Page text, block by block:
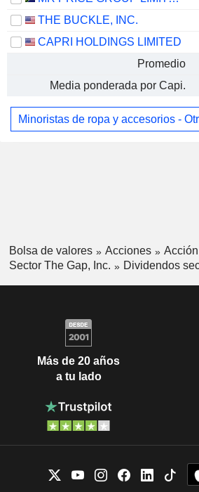
THE BUCKLE, INC.
CAPRI HOLDINGS LIMITED
Promedio
Media ponderada por Capi.
Minoristas de ropa y accesorios -
Bolsa de valores Acciones
Sector The Gap, Inc.
Dividendos
Más de 20 años
a tu lado